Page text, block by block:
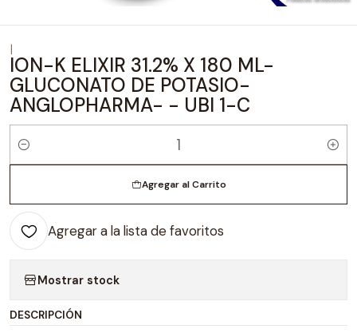
ION-K ELIXIR 31.2% X 180 ML-
GLUCONATO DE POTASIO-
ANGLOPHARMA- - UBI 1-C
Cantidad
Agregar al Carrito
Agregar a la lista de favoritos
Mostrar stock
DESCRIPCIÓN